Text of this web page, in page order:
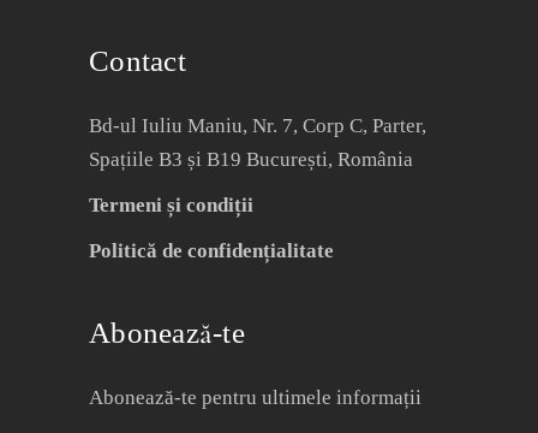
Contact
Bd-ul Iuliu Maniu, Nr. 7, Corp C, Parter,
Spațiile B3 și B19 București, România
Termeni și condiții
Politică de confidențialitate
Abonează-te
Abonează-te pentru ultimele informații